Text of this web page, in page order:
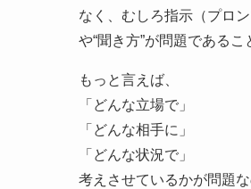
なく、むしろ指示（プロ
や“聞き方”が問題であるこ
もっと言えば、
「どんな立場で」
「どんな相手に」
「どんな状況で」
考えさせているかが問題な